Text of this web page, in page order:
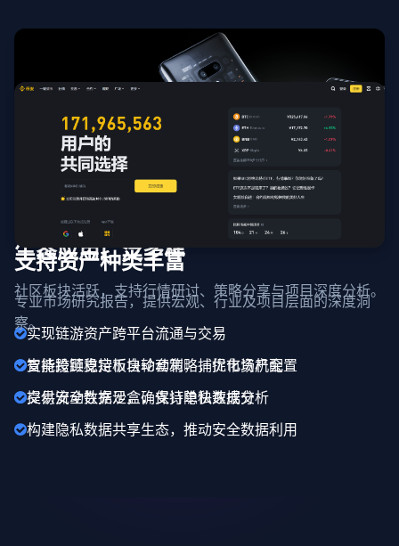
生态应用广泛多样
社区板块活跃，支持行情研讨、策略分享与项目深度分析。
实现链游资产跨平台流通与交易
支持跨链稳定币自动套利，捕捉市场机会
提供安全数据沙盒，支持隐私数据分析
支持资产种类丰富
专业市场研究报告，提供宏观、行业及项目层面的深度洞
察。
智能投顾支持板块轮动策略，优化资产配置
交易流动性充足，确保订单快速成交
构建隐私数据共享生态，推动安全数据利用